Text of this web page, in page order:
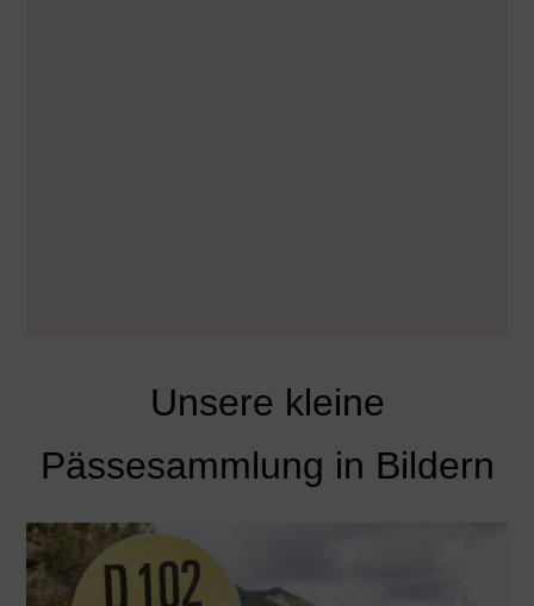
Unsere kleine
Pässesammlung in Bildern